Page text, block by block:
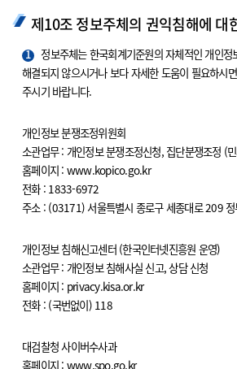
제10조 정보주체의 권익침해에 대
1
정보주체는 한국회계기준원의 자체적인 개인정
해결되지 않으시거나 보다 자세한 도움이 필요하시
주시기 바랍니다.
개인정보 분쟁조정위원회
소관업무 : 개인정보 분쟁조정신청, 집단분쟁조정 (
홈페이지 : www.kopico.go.kr
전화 : 1833-6972
주소 : (03171) 서울특별시 종로구 세종대로 209
개인정보 침해신고센터 (한국인터넷진흥원 운영)
소관업무 : 개인정보 침해사실 신고, 상담 신청
홈페이지 : privacy.kisa.or.kr
전화 : (국번없이) 118
대검찰청 사이버수사과
홈페이지 : www.spo.go.kr